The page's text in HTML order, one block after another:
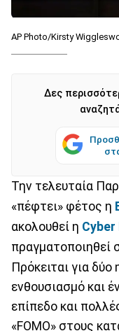
AP Photo/Kirsty
Δες
Την τελευταία
«πέφτει» φέτος η
ακολουθεί η Cyber
πραγματοποιηθεί
Πρόκειται για
ενθουσιασμό και
επίπεδο και
«FOMO» στους